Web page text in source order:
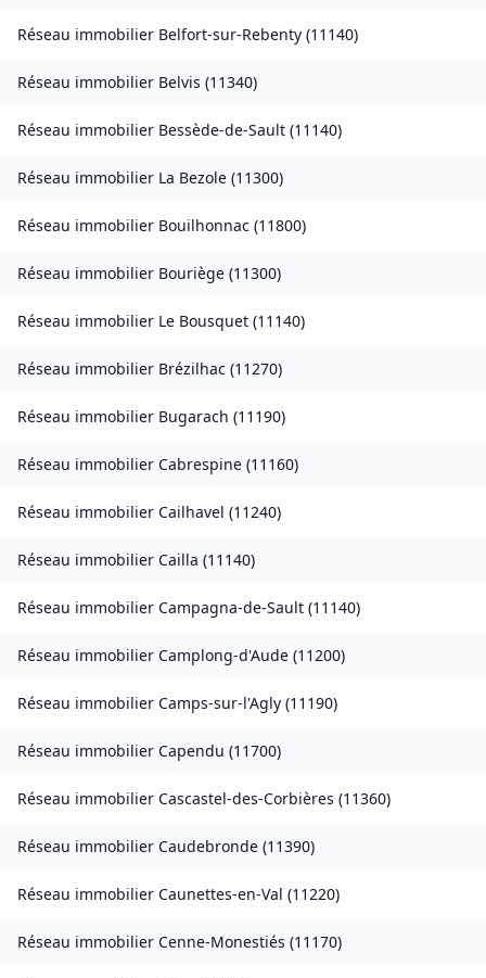
Réseau immobilier Belfort-sur-Rebenty (11140)
Réseau immobilier Belvis (11340)
Réseau immobilier Bessède-de-Sault (11140)
Réseau immobilier La Bezole (11300)
Réseau immobilier Bouilhonnac (11800)
Réseau immobilier Bouriège (11300)
Réseau immobilier Le Bousquet (11140)
Réseau immobilier Brézilhac (11270)
Réseau immobilier Bugarach (11190)
Réseau immobilier Cabrespine (11160)
Réseau immobilier Cailhavel (11240)
Réseau immobilier Cailla (11140)
Réseau immobilier Campagna-de-Sault (11140)
Réseau immobilier Camplong-d'Aude (11200)
Réseau immobilier Camps-sur-l'Agly (11190)
Réseau immobilier Capendu (11700)
Réseau immobilier Cascastel-des-Corbières (11360)
Réseau immobilier Caudebronde (11390)
Réseau immobilier Caunettes-en-Val (11220)
Réseau immobilier Cenne-Monestiés (11170)